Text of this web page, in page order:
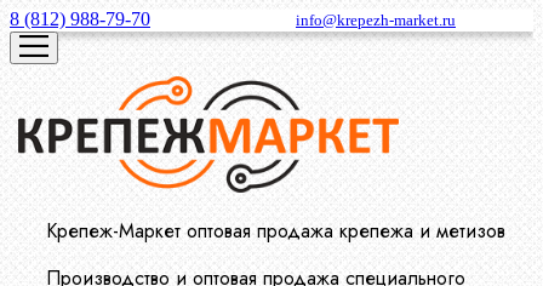
8 (812) 988-79-70 info@krepezh-market.ru
Крепеж-Маркет оптовая продажа крепежа и метизов
Производство и оптовая продажа специального